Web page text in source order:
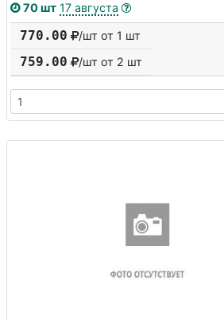
70 шт 17 августа
770.00 /шт от 1 шт
759.00 /шт от 2 шт